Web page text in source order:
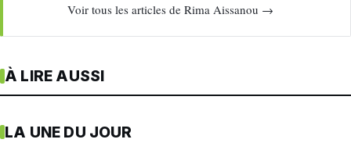
Voir tous les articles de Rima Aissanou →
À LIRE AUSSI
LA UNE DU JOUR